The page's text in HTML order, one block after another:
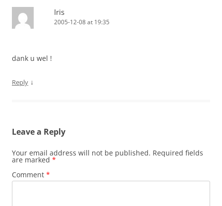
Iris
2005-12-08 at 19:35
dank u wel !
Reply ↓
Leave a Reply
Your email address will not be published. Required fields
are marked *
Comment *